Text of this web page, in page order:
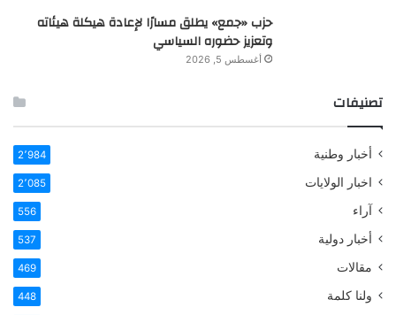
حزب «جمع» يطلق مسارًا لإعادة هيكلة هيئاته
وتعزيز حضوره السياسي
أغسطس 5, 2026
تصنيفات
أخبار وطنية 2٬984
اخبار الولايات 2٬085
آراء 556
أخبار دولية 537
مقالات 469
ولنا كلمة 448